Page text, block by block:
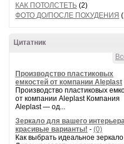
КАК ПОТОЛСТЕТЬ (2)
ФОТО ДО/ПОСЛЕ ПОХУДЕНИЯ
Цитатник
Производство пластиковых
емкостей от компании Aleplast
Производство пластиковых
от компании Aleplast Компания
Aleplast — од...
Зеркало для вашего
красивые варианты! - (0)
Как выбрать идеальное